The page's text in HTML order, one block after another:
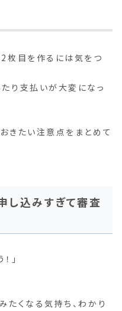
2枚目を作るには気をつ
り支払いが大変になっ
きたい注意点をまとめて
し込みすぎて審査
」
たくなる気持ち、わかり